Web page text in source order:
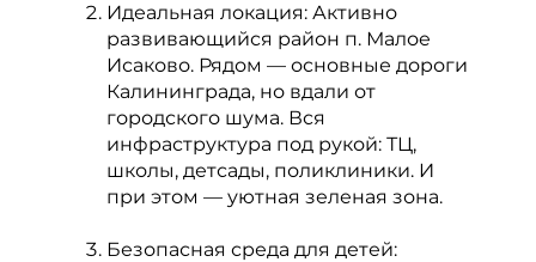
Идеальная локация: Активно
развивающийся район п. Малое
Исаково. Рядом — основные дороги
Калининграда, но вдали от
городского шума. Вся
инфраструктура под рукой: ТЦ,
школы, детсады, поликлиники. И
при этом — уютная зеленая зона.
Безопасная среда для детей: